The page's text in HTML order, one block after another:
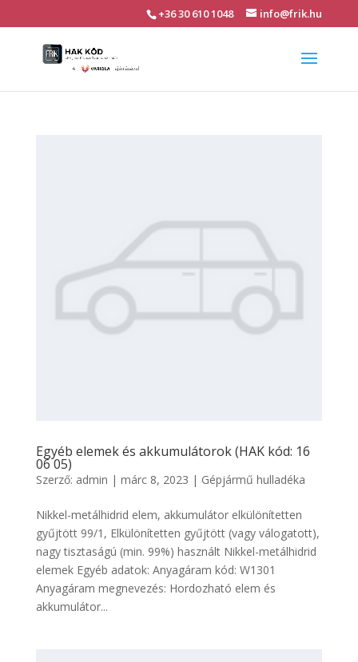
+36 30 610 1048 info@frik.hu
Egyéb elemek és akkumulátorok (HAK kód: 16
06 05)
Szerző: admin | márc 8, 2023 | Gépjármű hulladéka
Nikkel-metálhidrid elem, akkumulátor elkülönítetten
gyűjtött 99/1, Elkülönítetten gyűjtött (vagy válogatott),
nagy tisztaságú (min. 99%) használt Nikkel-metálhidrid
elemek Egyéb adatok: Anyagáram kód: W1301
Anyagáram megnevezés: Hordozható elem és
akkumulátor...